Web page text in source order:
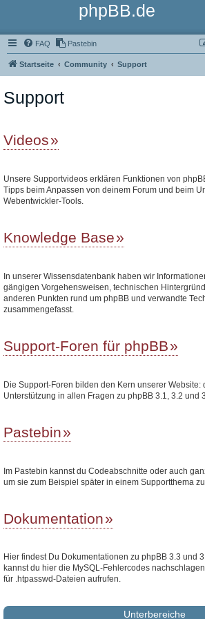
phpBB.de
FAQ Pastebin
Startseite Community Support
Support
Videos
Unsere Supportvideos erklären Funktionen von
Tipps beim Anpassen von deinem Forum und beim
Webentwickler-Tools.
Knowledge Base
In unserer Wissensdatenbank haben wir
gängigen Vorgehensweisen, technischen
anderen Punkten rund um phpBB und verwandte
zusammengefasst.
Support-Foren für phpBB
Die Support-Foren bilden den Kern unserer Website:
Unterstützung in allen Fragen zu phpBB 3.1, 3.2 und
Pastebin
Im Pastebin kannst du Codeabschnitte oder auch
um sie zum Beispiel später in einem Supportthema
Dokumentation
Hier findest Du Dokumentationen zu phpBB 3.3 und
kannst du hier die MySQL-Fehlercodes
für .htpasswd-Dateien aufrufen.
Unterbereiche